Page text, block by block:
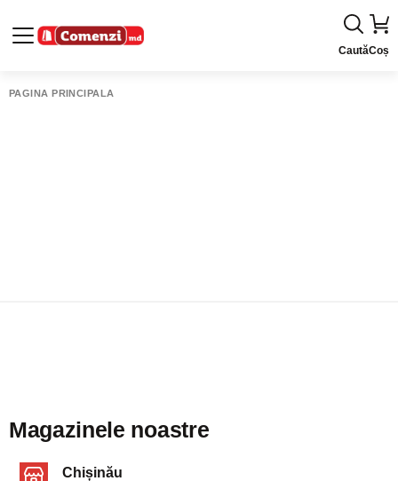
CautăCoș
PAGINA PRINCIPALĂ
Magazinele noastre
Chișinău